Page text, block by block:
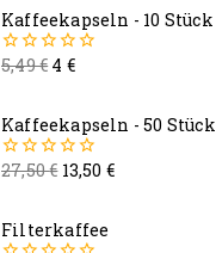
Kaffeekapseln - 10 Stück
0
5,49€4 €
Kaffeekapseln - 50 Stück
0
27,50€ 13,50 €
Filterkaffee